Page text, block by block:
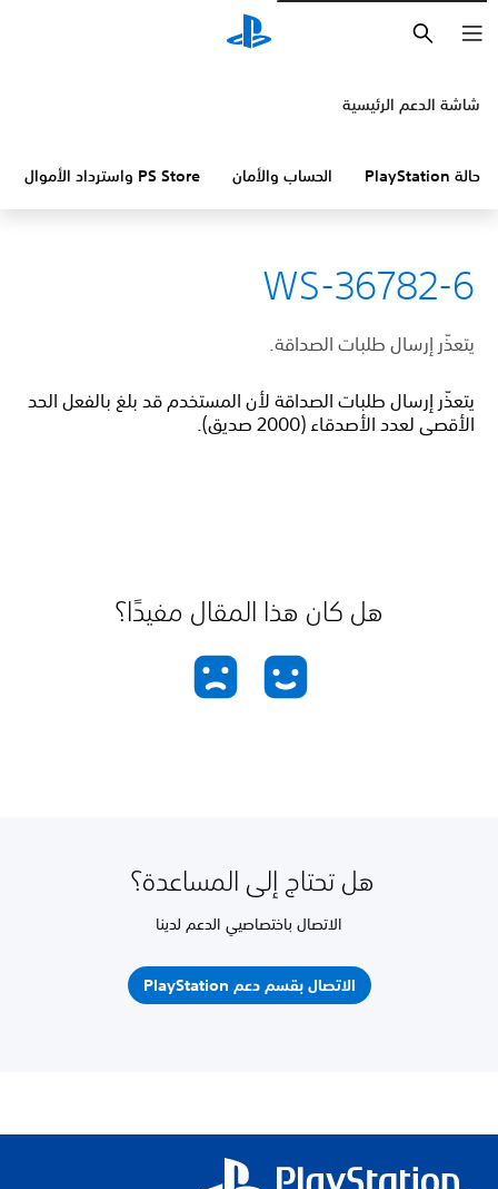
شاشة الدعم الرئيسية
حالة PlayStation الحساب والأمان PS Store واسترداد الأموال
WS-36782-6
يتعذّر إرسال طلبات الصداقة.
يتعذّر إرسال طلبات الصداقة لأن المستخدم قد بلغ بالفعل الحد
الأقصى لعدد الأصدقاء (2000 صديق).
هل كان هذا المقال مفيدًا؟
هل تحتاج إلى المساعدة؟
الاتصال باختصاصيي الدعم لدينا
الاتصال بقسم دعم PlayStation